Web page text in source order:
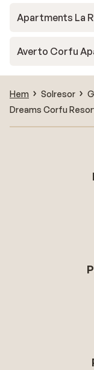
Apartments La
Averto Corfu
Hem Solresor
Dreams Corfu